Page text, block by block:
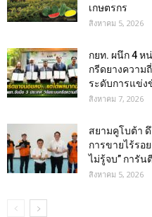
เกษตรกร
สิงหาคม 5, 2026
กยท. ผนึก 4 ห
กรีดยางความ
ระดับการแข่
สิงหาคม 7, 2026
สยามคูโบต้า
การขายไร้รอ
ไม่รู้จบ” การัน
สิงหาคม 5, 2026